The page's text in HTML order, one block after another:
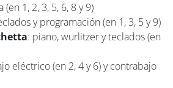
(en 1, 2, 3, 5, 6, 8 y 9)
y programación (en 1, 3, 5 y 9)
: piano, wurlitzer y teclados (en
eléctrico (en 2, 4 y 6) y contrabajo